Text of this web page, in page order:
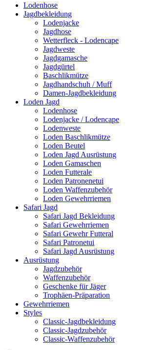
Lodenhose
Jagdbekleidung
Lodenjacke
Jagdhose
Wetterfleck - Lodencape
Jagdweste
Jagdgamasche
Jagdgürtel
Baschlikmütze
Jagdhandschuh / Muff
Damen-Jagdbekleidung
Loden Jagd
Lodenhose
Lodenjacke / Lodencape
Lodenweste
Loden Baschlikmütze
Loden Beutel
Loden Jagd Ausrüstung
Loden Gamaschen
Loden Futterale
Loden Patronenetui
Loden Waffenzubehör
Loden Gewehrriemen
Safari Jagd
Safari Jagd Bekleidung
Safari Gewehrriemen
Safari Gewehr Futteral
Safari Patronetui
Safari Jagd Ausrüstung
Ausrüstung
Jagdzubehör
Waffenzubehör
Geschenke für Jäger
Trophäen-Präparation
Gewehrriemen
Styles
Classic-Jagdbekleidung
Classic-Jagdzubehör
Classic-Waffenzubehör